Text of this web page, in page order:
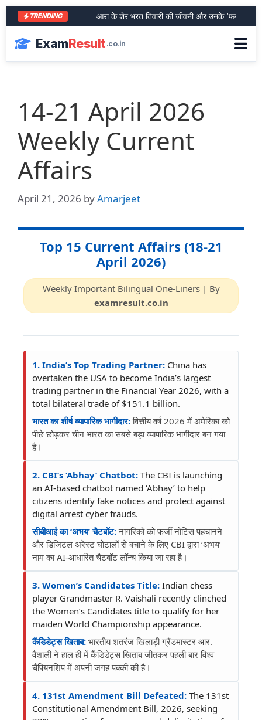
TRENDING आरा के शेर भरत तिवारी की जीवनी और उनके ‘फर्जी
ExamResult .co.in
14-21 April 2026
Weekly Current
Affairs
April 21, 2026 byAmarjeet
Top 15 Current Affairs (18-21
April 2026)
Weekly Important Bilingual One-Liners | By
examresult.co.in
1. India’s Top Trading Partner: China has
overtaken the USA to become India’s largest
trading partner in the Financial Year 2026, with a
total bilateral trade of $151.1 billion.
भारत का शीर्ष व्यापारिक भागीदार:वित्तीय वर्ष 2026 में अमेरिका को
पीछे छोड़कर चीन भारत का सबसे बड़ा व्यापारिक भागीदार बन गया
है।
2. CBI’s ‘Abhay’ Chatbot: The CBI is launching
an AI-based chatbot named ‘Abhay’ to help
citizens identify fake notices and protect against
digital arrest cyber frauds.
सीबीआई का ‘अभय’ चैटबॉट:नागरिकों को फर्जी नोटिस पहचानने
और डिजिटल अरेस्ट घोटालों से बचाने के लिए CBI द्वारा ‘अभय’
नाम का AI-आधारित चैटबॉट लॉन्च किया जा रहा है।
3. Women’s Candidates Title: Indian chess
player Grandmaster R. Vaishali recently clinched
the Women’s Candidates title to qualify for her
maiden World Championship appearance.
कैंडिडेट्स खिताब: भारतीय शतरंज खिलाड़ी ग्रैंडमास्टर आर.
वैशाली ने हाल ही में कैंडिडेट्स खिताब जीतकर पहली बार विश्व
चैंपियनशिप में अपनी जगह पक्की की है।
4. 131st Amendment Bill Defeated: The 131st
Constitutional Amendment Bill, 2026, seeking